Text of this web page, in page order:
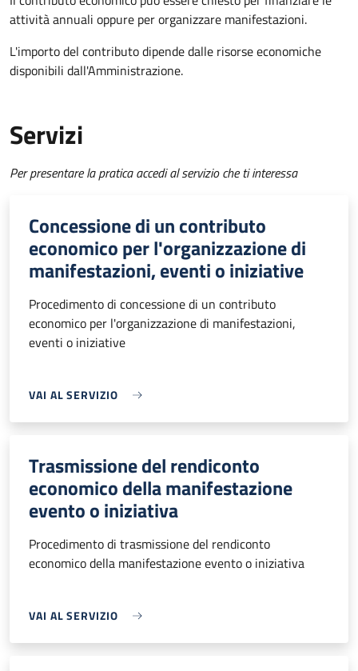
attività annuali oppure per organizzare manifestazioni.
L'importo del contributo dipende dalle risorse economiche
disponibili dall'Amministrazione.
Servizi
Per presentare la pratica accedi al servizio che ti interessa
Concessione di un contributo
economico per l'organizzazione di
manifestazioni, eventi o iniziative
Procedimento di concessione di un contributo
economico per l'organizzazione di manifestazioni,
eventi o iniziative
VAI AL SERVIZIO
Trasmissione del rendiconto
economico della manifestazione
evento o iniziativa
Procedimento di trasmissione del rendiconto
economico della manifestazione evento o iniziativa
VAI AL SERVIZIO